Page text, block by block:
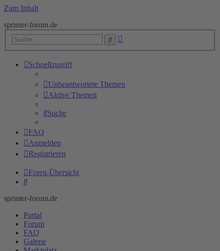
Zum Inhalt
sprinter-forum.de
Suche
Schnellzugriff
Unbeantwortete Themen
Aktive Themen
Suche
FAQ
Anmelden
Registrieren
Foren-Übersicht
Suche
sprinter-forum.de
Portal
Forum
FAQ
Galerie